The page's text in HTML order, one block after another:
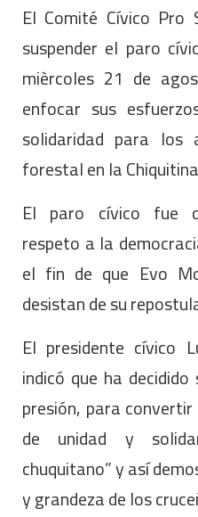
El Comité Cívico Pro
suspender el paro
mièrcoles 21 de
enfocar sus
solidaridad para los
forestal en la
El paro cívico fue
respeto a la
el fin de que Evo
desistan de su
El presidente cívico
indicó que ha
presión, para
de unidad y
chuquitano” y así
y grandeza de los